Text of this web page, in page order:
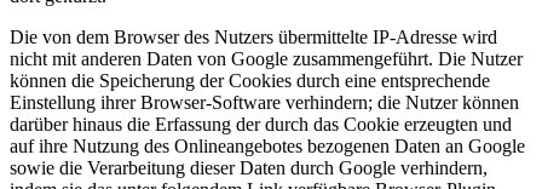
Die von dem Browser des Nutzers übermittelte IP-Adresse wird
nicht mit anderen Daten von Google zusammengeführt. Die Nutzer
können die Speicherung der Cookies durch eine entsprechende
Einstellung ihrer Browser-Software verhindern; die Nutzer können
darüber hinaus die Erfassung der durch das Cookie erzeugten und
auf ihre Nutzung des Onlineangebotes bezogenen Daten an Google
sowie die Verarbeitung dieser Daten durch Google verhindern,